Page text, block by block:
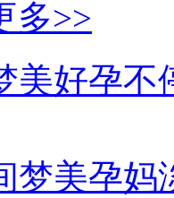
多>>
美好孕
梦美孕